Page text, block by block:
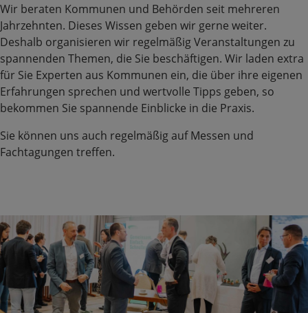
Wir beraten Kommunen und Behörden seit mehreren
Jahrzehnten. Dieses Wissen geben wir gerne weiter.
Deshalb organisieren wir regelmäßig Veranstaltungen zu
spannenden Themen, die Sie beschäftigen. Wir laden extra
für Sie Experten aus Kommunen ein, die über ihre eigenen
Erfahrungen sprechen und wertvolle Tipps geben, so
bekommen Sie spannende Einblicke in die Praxis.
Sie können uns auch regelmäßig auf Messen und
Fachtagungen treffen.